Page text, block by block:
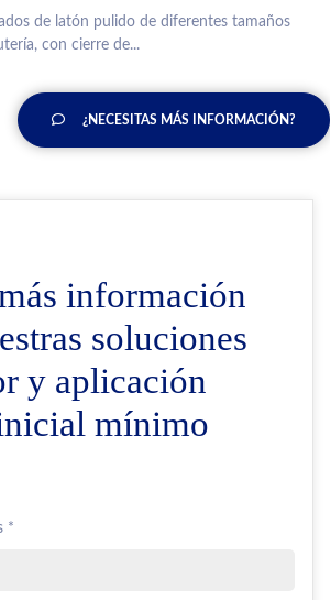
de latón pulido de diferentes tamaños
con cierre de...
¿NECESITAS MÁS INFORMACIÓN?
información
soluciones
y aplicación
mínimo
*